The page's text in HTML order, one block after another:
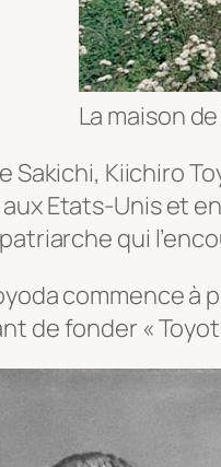
La maison
Sakichi, Kiichiro
Etats-Unis et
qui
commence à
de fonder «